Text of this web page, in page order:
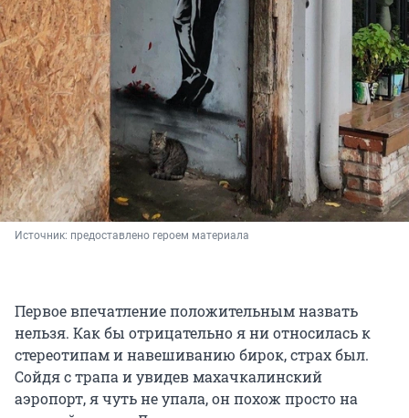
Источник: предоставлено героем материала
Первое впечатление положительным назвать
нельзя. Как бы отрицательно я ни относилась к
стереотипам и навешиванию бирок, страх был.
Сойдя с трапа и увидев махачкалинский
аэропорт, я чуть не упала, он похож просто на